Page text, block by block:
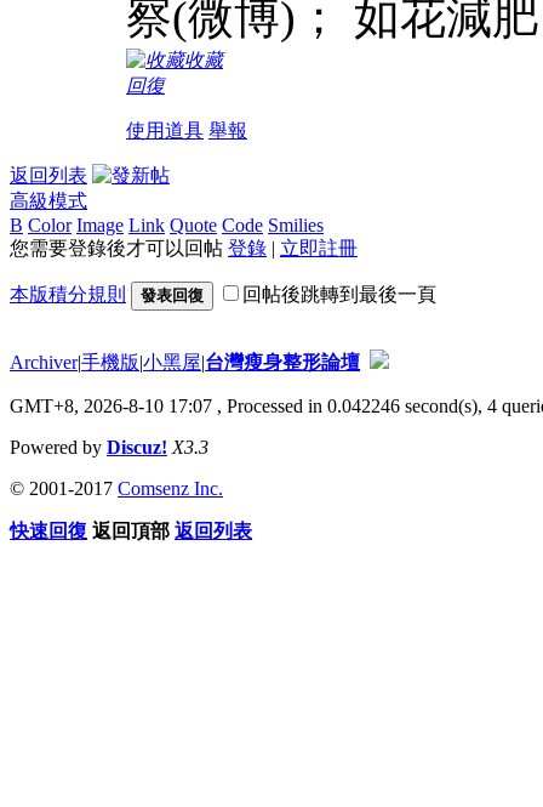
察(微博)； 如花減
收藏
回復
使用道具 舉報
返回列表
高級模式
B Color Image Link Quote Code Smilies
您需要登錄後才可以回帖 登錄 | 立即註冊
本版積分規則 發表回復 回帖後跳轉到最後一頁
Archiver|手機版|小黑屋|台灣瘦身整形論壇
GMT+8, 2026-8-10 17:07 , Processed in 0.042246 second(s), 4
Powered by Discuz! X3.3
© 2001-2017 Comsenz Inc.
快速回復 返回頂部 返回列表